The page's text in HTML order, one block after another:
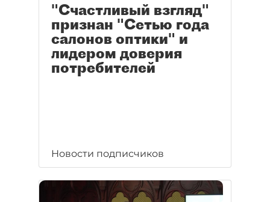
"Счастливый взгляд"
признан "Сетью года
салонов оптики" и
лидером доверия
потребителей
Новости подписчиков